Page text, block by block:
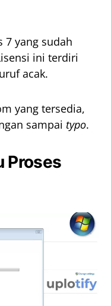
7 yang sudah
ini terdiri
acak.
yang tersedia,
sampai typo.
Proses